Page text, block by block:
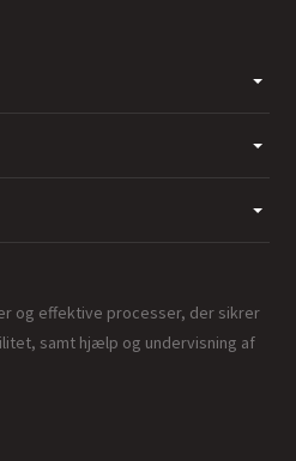
og effektive processer, der sikrer
samt hjælp og undervisning af